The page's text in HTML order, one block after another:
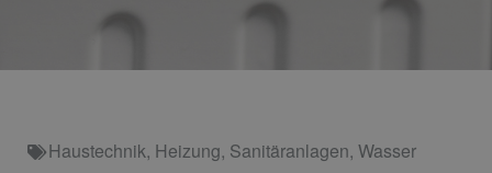
Haustechnik, Heizung, Sanitäranlagen, Wasser